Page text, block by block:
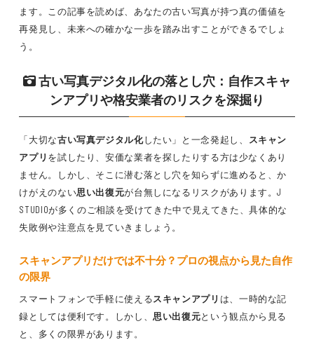
ます。この記事を読めば、あなたの古い写真が持つ真の価値を
再発見し、未来への確かな一歩を踏み出すことができるでしょ
う。
古い写真デジタル化の落とし穴：自作スキャ
ンアプリや格安業者のリスクを深掘り
「大切な古い写真デジタル化したい」と一念発起し、
スキャン
アプリ を試したり、安価な業者を探したりする方は少なくあり
ません。しかし、そこに潜む落とし穴を知らずに進めると、か
けがえのない思い出復元が台無しになるリスクがあります。J
STUDIOが多くのご相談を受けてきた中で見えてきた、具体的な
失敗例や注意点を見ていきましょう。
スキャンアプリ だけでは不十分？プロの視点から見た自作
の限界
スマートフォンで手軽に使えるスキャンアプリ は、一時的な記
録としては便利です。しかし、思い出復元という観点から見る
と、多くの限界があります。